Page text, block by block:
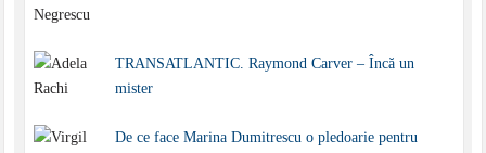
TRANSATLANTIC. Raymond Carver – Încă un
mister
De ce face Marina Dumitrescu o pledoarie pentru